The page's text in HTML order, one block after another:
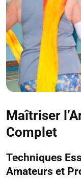
Maîtriser
Complet
Techniques
Amateurs et